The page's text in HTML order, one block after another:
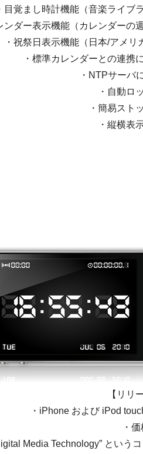
目覚まし時計機能（音楽ライブ
ンダー表示機能（カレンダーの
・祝祭日表示機能（日本/アメリ
・標準カレンダーとの連携
・NTPサーバ
・自動ロ
・簡易スト
・縦横表
【リリ
・iPhone および iPod
・
Media Technology” とい